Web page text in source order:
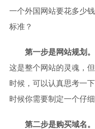
一个外国网站要花多少
标准？
第一步是网站规划。
这是整个网站的灵魂，
时候，可以认真思考一
时候你需要制定一个仔
第二步是购买域名。